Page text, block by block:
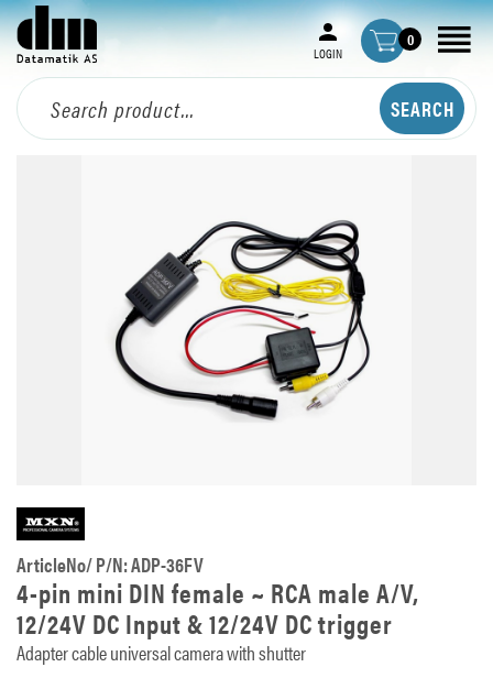
LOGIN
0
ArticleNo/ P/N: ADP-36FV
4-pin mini DIN female ~ RCA male A/V,
12/24V DC Input & 12/24V DC trigger
Adapter cable universal camera with shutter